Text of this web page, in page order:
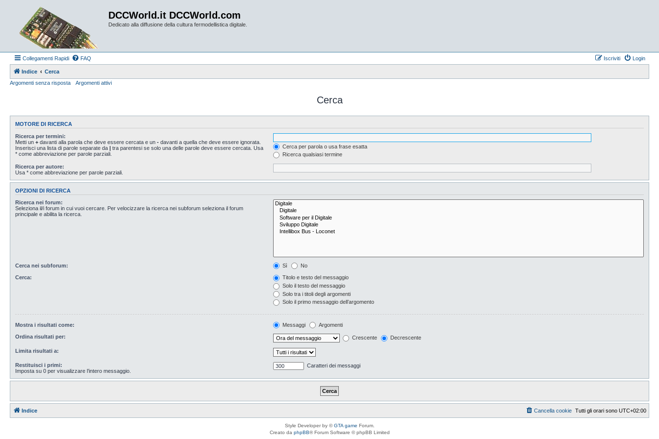
DCCWorld.it DCCWorld.com
Dedicato alla diffusione della cultura fermodellistica digitale.
Collegamenti Rapidi FAQ Login
Iscriviti
Indice
Cerca
Argomenti senza risposta
Argomenti attivi
Cerca
MOTORE DI RICERCA
Ricerca per termini:
Metti un + davanti alla parola che deve essere cercata e un - davanti a quella che deve essere ignorata.
Inserisci una lista di parole separate da | tra parentesi se solo una delle parole deve essere cercata. Usa
* come abbreviazione per parole parziali.
Cerca per parola o usa frase esatta
Ricerca qualsiasi termine
Ricerca per autore:
Usa * come abbreviazione per parole parziali.
OPZIONI DI RICERCA
Ricerca nei forum:
Seleziona il/i forum in cui vuoi cercare. Per velocizzare la ricerca nei subforum seleziona il forum
principale e abilita la ricerca.
Cerca nei subforum: Sì No
Cerca:
Titolo e testo del messaggio
Solo il testo del messaggio
Solo tra i titoli degli argomenti
Solo il primo messaggio dell’argomento
Mostra i risultati come: Messaggi Argomenti
Ordina risultati per: Crescente Decrescente
Limita risultati a:
Restituisci i primi:
Imposta su 0 per visualizzare l’intero messaggio.
Caratteri dei messaggi
Indice Tutti gli orari sono UTC+02:00
Cancella cookie
Style Developer by ©GTA game Forum.
Creato da phpBB® Forum Software © phpBB Limited